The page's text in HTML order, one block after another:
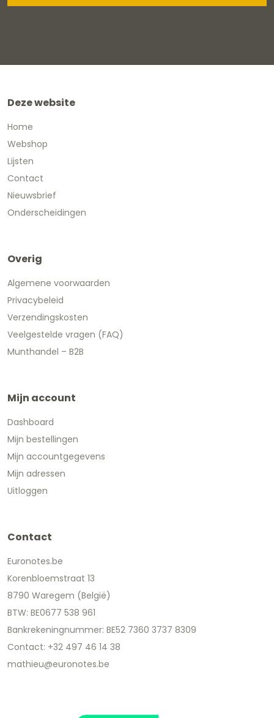
Deze website
Home
Webshop
Lijsten
Contact
Nieuwsbrief
Onderscheidingen
Overig
Algemene voorwaarden
Privacybeleid
Verzendingskosten
Veelgestelde vragen (FAQ)
Munthandel – B2B
Mijn account
Dashboard
Mijn bestellingen
Mijn accountgegevens
Mijn adressen
Uitloggen
Contact
Euronotes.be
Korenbloemstraat 13
8790 Waregem (België)
BTW: BE0677 538 961
Bankrekeningnummer: BE52 7360 3737 8309
Contact: +32 497 46 14 38
mathieu@euronotes.be